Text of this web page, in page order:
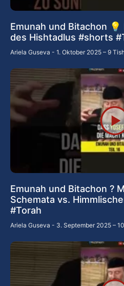
Emunah und Bitachon
des Hishtadlus #shorts
Ariela Guseva 1. Oktober 2025 – 9
Emunah und Bitachon ?
Schemata vs.
#Torah
Ariela Guseva 3. September 2025 –